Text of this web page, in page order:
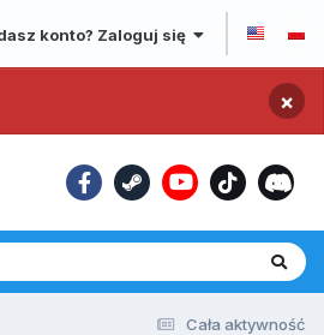
konto? Zaloguj się
×
Cała aktywność